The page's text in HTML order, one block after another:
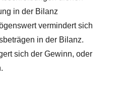
in der Bilanz
vermindert sich
in der Bilanz.
sich der Gewinn, oder